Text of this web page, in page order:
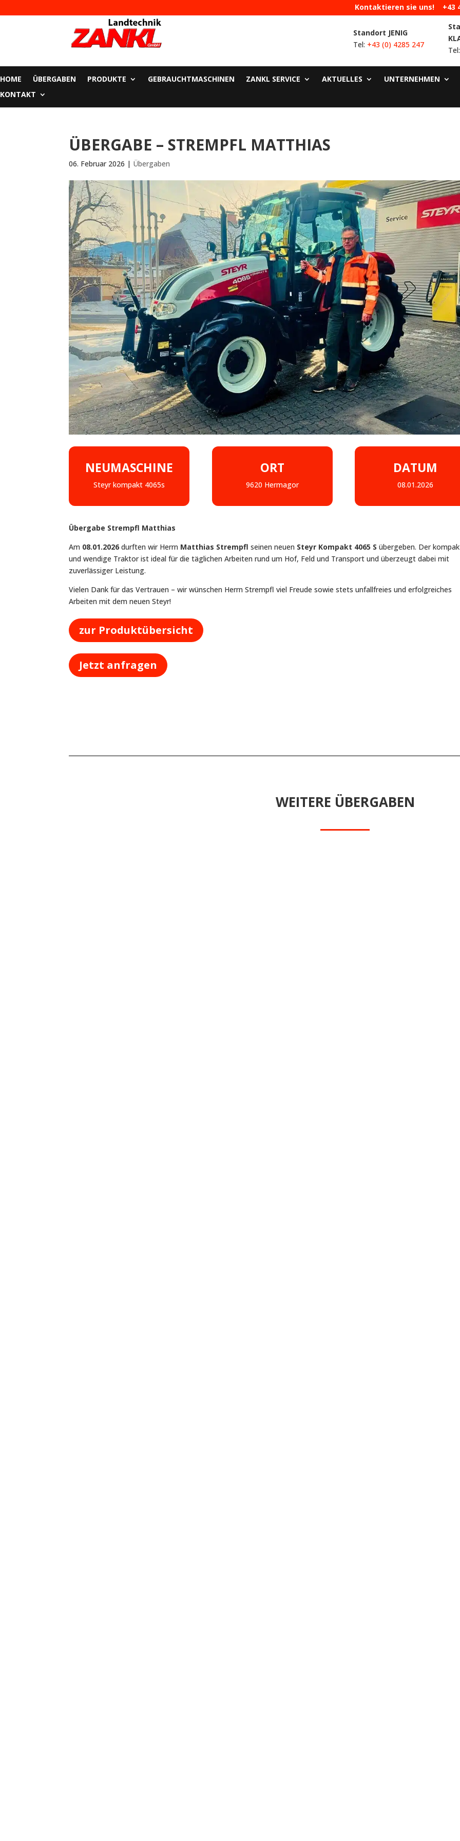
Kontaktieren sie uns! +43
Standort JENIG
Tel: +43 (0) 4285 247
HOME ÜBERGABEN PRODUKTE GEBRAUCHTMASCHINEN ZANKL SERVICE AKTUELLES
UNTERNEHMEN
KONTAKT
ÜBERGABE – STREMPFL MATTHIAS
06. Februar 2026 | Übergaben
NEUMASCHINE
Steyr kompakt 4065s
ORT
9620 Hermagor
DATUM
08.01.2026
Übergabe Strempfl Matthias
Am 08.01.2026 durften wir Herrn Matthias Strempfl seinen neuen Steyr Kompakt 4065 S übergeben. Der
und wendige Traktor ist ideal für die täglichen Arbeiten rund um Hof, Feld und Transport und überzeugt dabei mit
zuverlässiger Leistung.
Vielen Dank für das Vertrauen – wir wünschen Herrn Strempfl viel Freude sowie stets unfallfreies und erfolgreiches
Arbeiten mit dem neuen Steyr!
zur Produktübersicht
Jetzt anfragen
WEITERE ÜBERGABEN